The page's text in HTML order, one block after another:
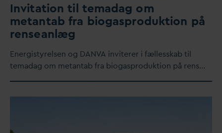
Invitation til temadag om
metantab fra biogasproduktion på
renseanlæg
Energistyrelsen og DANVA inviterer i fællesskab til
temadag om metantab fra biogasproduktion på rens…